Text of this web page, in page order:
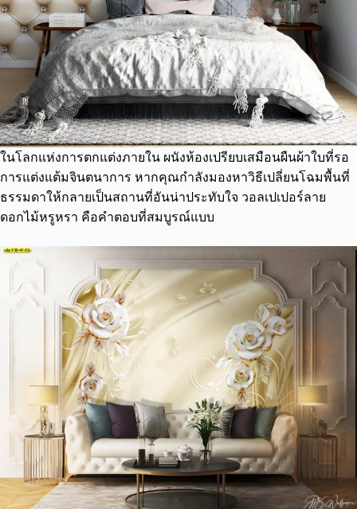
ในโลกแห่งการตกแต่งภายใน ผนังห้องเปรียบเสมือนผืนผ้าใบที่รอ
การแต่งแต้มจินตนาการ หากคุณกำลังมองหาวิธีเปลี่ยนโฉมพื้นที่
ธรรมดาให้กลายเป็นสถานที่อันน่าประทับใจ วอลเปเปอร์ลาย
ดอกไม้หรูหรา คือคำตอบที่สมบูรณ์แบบ